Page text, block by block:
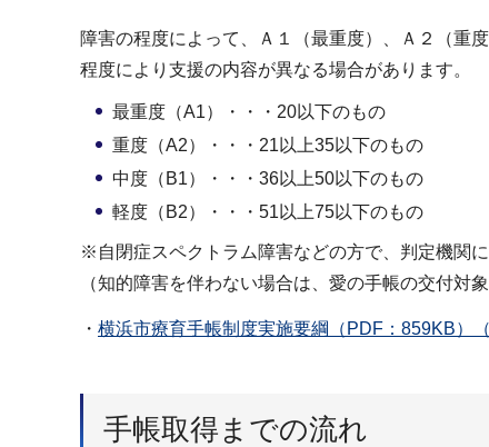
障害の程度によって、Ａ１（最重度）、Ａ２（重
程度により支援の内容が異なる場合があります。
最重度（A1）・・・20以下のもの
重度（A2）・・・21以上35以下のもの
中度（B1）・・・36以上50以下のもの
軽度（B2）・・・51以上75以下のもの
※自閉症スペクトラム障害などの方で、判定機関
（知的障害を伴わない場合は、愛の手帳の交付対
・ 横浜市療育手帳制度実施要綱（PDF：859KB）
手帳取得までの流れ